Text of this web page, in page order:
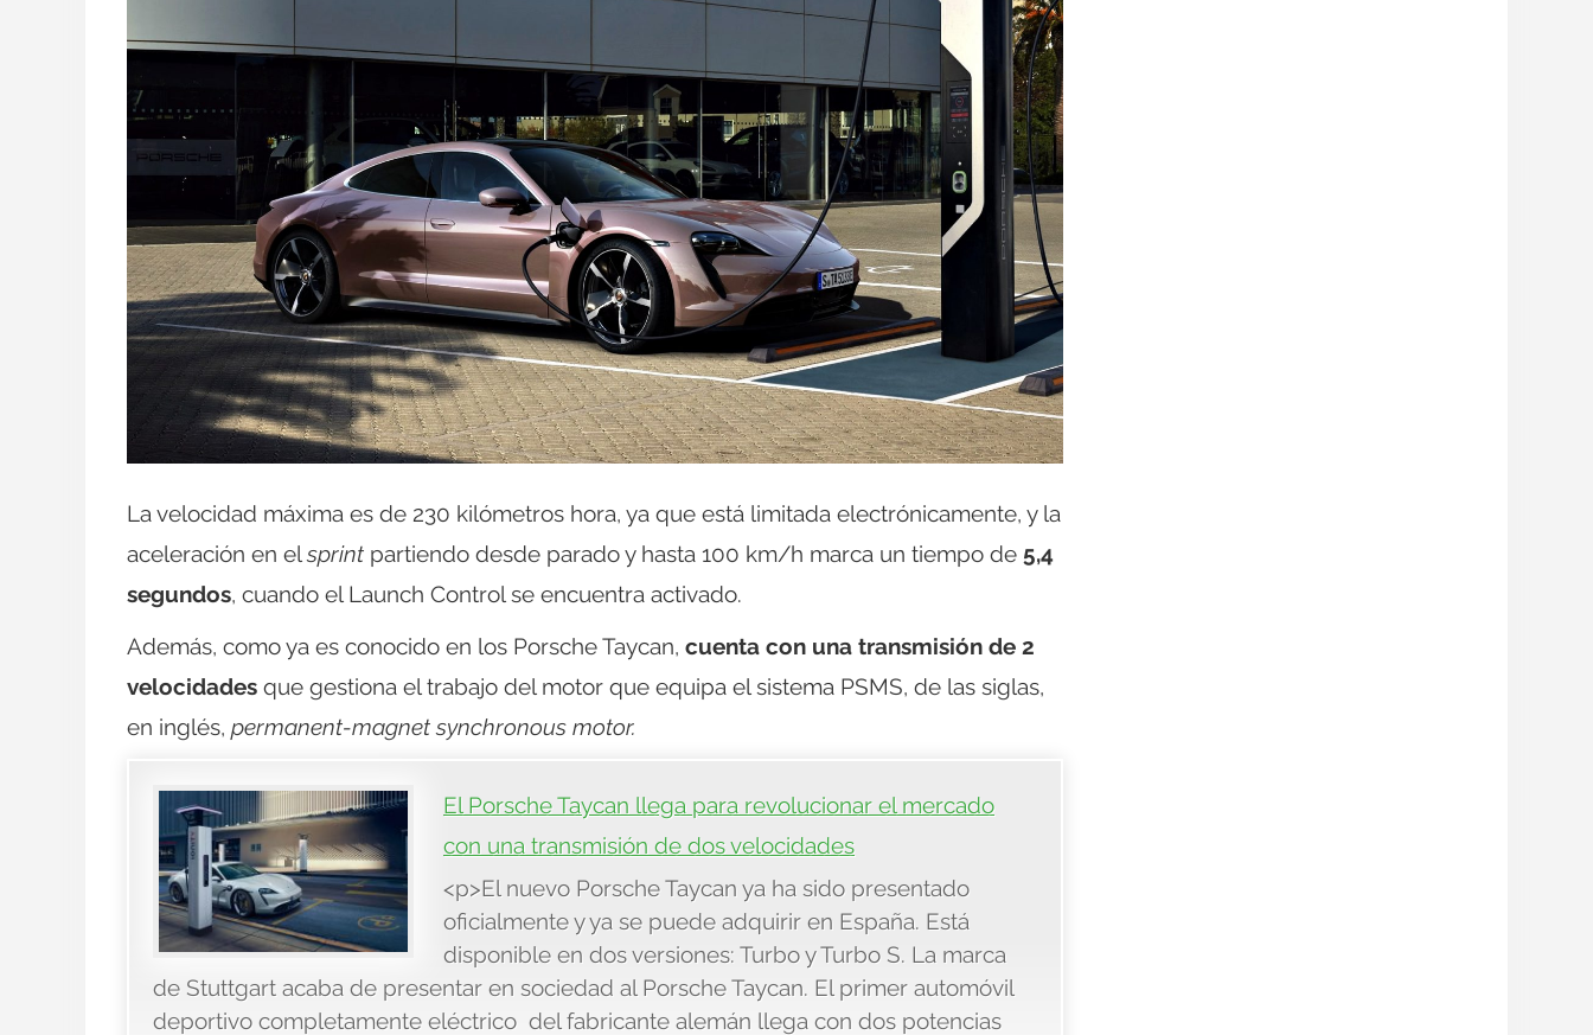
La velocidad máxima es de 230 kilómetros hora, ya que está limitada electrónicamente, y la
aceleración en elsprint partiendo desde parado y hasta 100 km/h marca un tiempo de 5,4
segundos, cuando el Launch Control se encuentra activado.
Además, como ya es conocido en los Porsche Taycan, cuenta con una transmisión de 2
velocidades que gestiona el trabajo del motor que equipa el sistema PSMS, de las siglas,
en inglés, permanent-magnet synchronous motor.
El Porsche Taycan llega para revolucionar el mercado
con una transmisión de dos velocidades
<p>El nuevo Porsche Taycan ya ha sido presentado
oficialmente y ya se puede adquirir en España. Está
disponible en dos versiones: Turbo y Turbo S. La marca
de Stuttgart acaba de presentar en sociedad al Porsche Taycan. El primer automóvil
deportivo completamente eléctrico del fabricante alemán llega con dos potencias